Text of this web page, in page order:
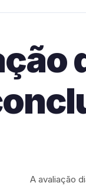
A avaliação